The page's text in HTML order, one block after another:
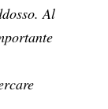
Al